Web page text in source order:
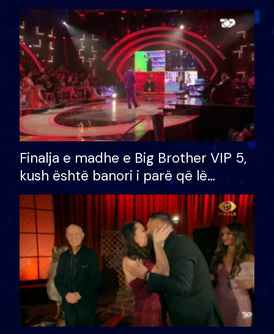
Finalja e madhe e Big Brother VIP 5,
kush është banori i parë që lë
shtëpinë dhe humb mundësinë për
të fituar çmimin e madh